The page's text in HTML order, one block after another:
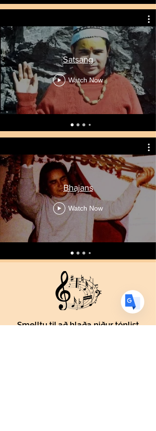
Satsang
Watch Now
Bhajans
Watch Now
Smelltu til að hlaða niður tónlist
Translate
USEnglish
French· Français
DE German· Deutsch
ESSpanish· Español